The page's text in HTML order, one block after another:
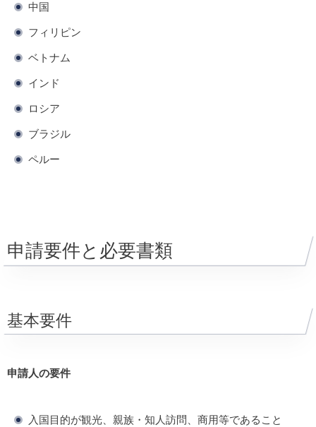
中国
フィリピン
ベトナム
インド
ロシア
ブラジル
ペルー
申請要件と必要書類
基本要件
申請人の要件
入国目的が観光、親族・知人訪問、商用等であること